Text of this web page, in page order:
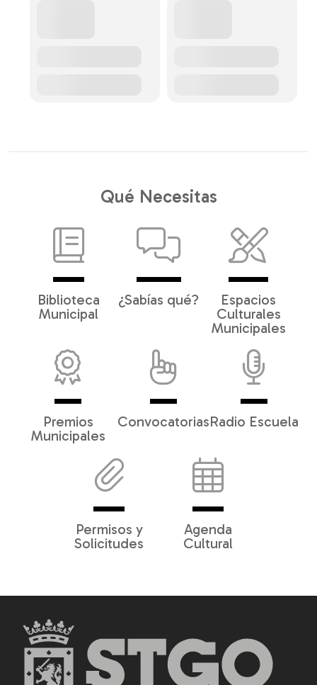
Qué Necesitas
Biblioteca
Municipal
¿Sabías qué?
Espacios
Culturales
Municipales
Premios
Municipales
ConvocatoriasRadio Escuela
Permisos y
Solicitudes
Agenda
Cultural